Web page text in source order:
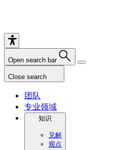
Open search bar
Close search
团队
专业领域
知识
见解
观点